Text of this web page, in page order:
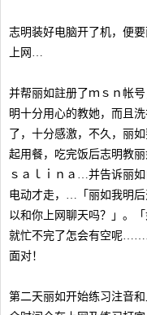
志明装好电脑开了机，便
上网…
并帮丽如註册了ｍｓｎ帐
明十分用心的教她，而且
了，十分感激，不久，丽
起用餐，吃完饭后志明教
ｓａｌｉｎａ…并告诉丽
电动才走，…「丽如我明
以和你上网聊天吗？」。
就忙不完了怎会有空呢
面对！
第二天丽如开始练习注音